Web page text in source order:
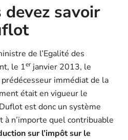
devez savoir
de l’Egalité des
le 1erjanvier 2013, le
immédiat de la
était en vigueur le
est donc un système
à n’importe quel contribuable
sur l’impôt sur le